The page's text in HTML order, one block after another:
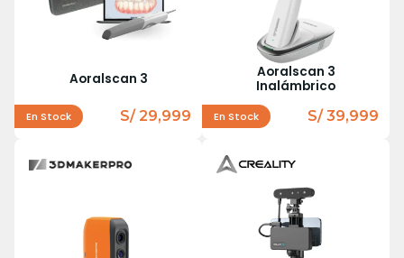
Aoralscan 3
En Stock S/ 29,999
Aoralscan 3
Inalámbrico
En Stock S/ 39,999